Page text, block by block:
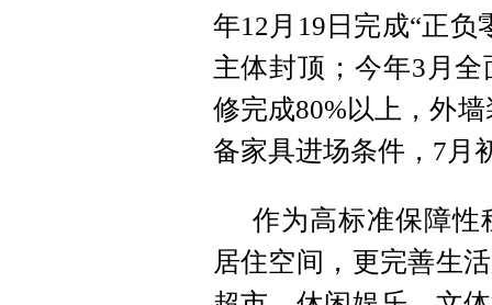
年12月19日完成“正负
主体封顶；今年3月
修完成80%以上，外
备家具进场条件，7月
作为高标准保障性
居住空间，更完善生